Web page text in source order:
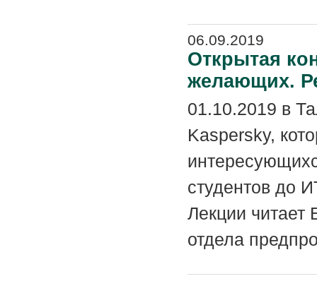
06.09.2019
Открытая
желающих.
01.10.2019 в
Kaspersky,
студентов до
Лекции читает
отдела